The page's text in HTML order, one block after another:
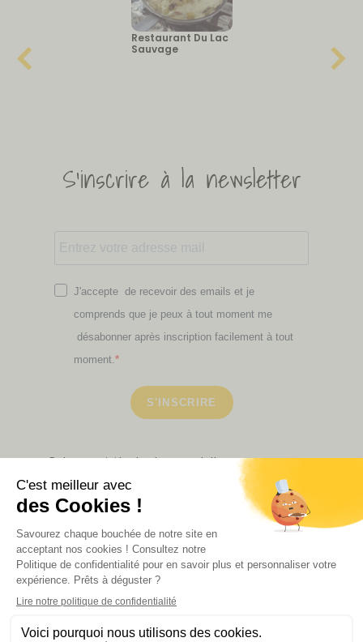
Restaurant Du Lac
Sauvage
S'inscrire à la newsletter
J'accepte de recevoir des emails et je
comprends que je peux à tout moment me
désabonner après inscription facilement à tout
moment.
S'INSCRIRE
Retrouvez ici toutes les newsletters que vous avez
VOIR NOS PARTENAIRES
LA BOUTIQUE